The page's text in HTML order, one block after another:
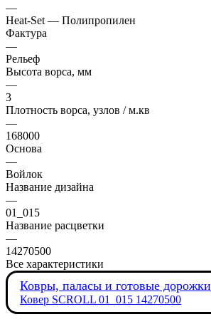
—
Heat-Set — Полипропилен
Фактура
—
Рельеф
Высота ворса, мм
—
3
Плотность ворса, узлов / м.кв
—
168000
Основа
—
Войлок
Название дизайна
—
01_015
Название расцветки
—
14270500
Все характеристики
Ковры, паласы и готовые дорожки
Ковер SCROLL 01_015 14270500